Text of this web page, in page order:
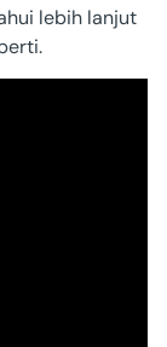
lebih lanjut